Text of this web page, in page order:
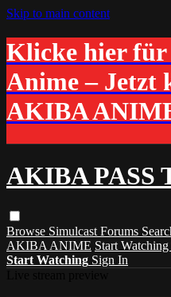
Skip to main content
Klicke hier für
Anime – Jetzt
AKIBA
AKIBA PASS
Browse Simulcast Forums
AKIBA ANIME Start Watching
Start Watching Sign In